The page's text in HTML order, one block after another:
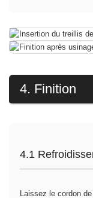
4. Finition
4.1
Laissez le cordon